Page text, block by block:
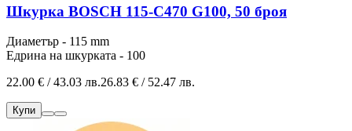
Шкурка BOSCH 115-C470 G100, 50 броя
Диаметър - 115 mm
Едрина на шкурката - 100
22.00 € / 43.03 лв.26.83 € / 52.47 лв.
Купи